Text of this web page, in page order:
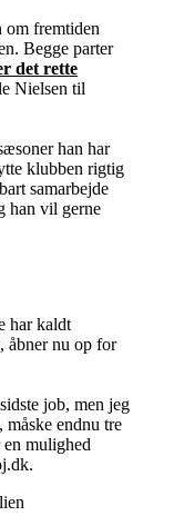
om fremtiden
Begge parter
det rette
Nielsen til
han har
klubben rigtig
samarbejde
han vil gerne
har kaldt
åbner nu op for
job, men jeg
endnu tre
mulighed